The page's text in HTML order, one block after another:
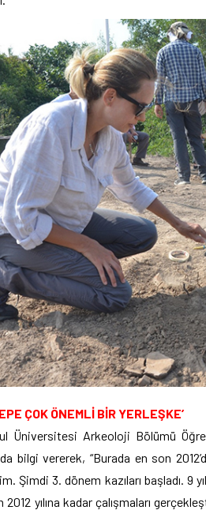
ÇOK ÖNEMLİ BİR YERLEŞKE’
Üniversitesi Arkeoloji Bölümü
bilgi vererek, “Burada en son
Şimdi 3. dönem kazıları başladı. 9
2012 yılına kadar çalışmaları